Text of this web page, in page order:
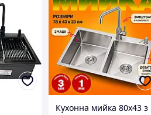
Кухонна мийка 80х43 з